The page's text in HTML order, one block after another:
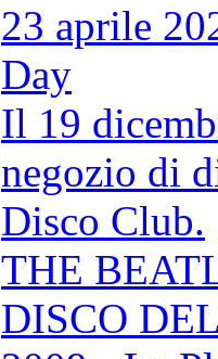
23 aprile
Day
Il 19
negozio di
Disco Club.
THE
DISCO